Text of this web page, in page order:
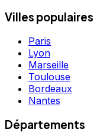
Villes populaires
Paris
Lyon
Marseille
Toulouse
Bordeaux
Nantes
Départements